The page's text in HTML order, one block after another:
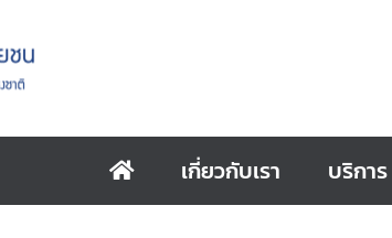
เกี่ยวกับเรา บริการ